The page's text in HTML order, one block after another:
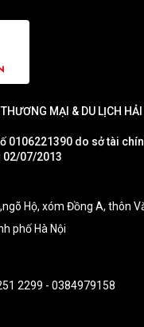
MẠI & DU LỊCH HẢI
0106221390 do sở tài
02/07/2013
Hộ, xóm Đồng A, thôn
phố Hà Nội
2299 - 0384979158